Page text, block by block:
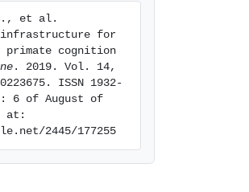
M., et al.
infrastructure for
cognition
. 2019. Vol. 14,
ISSN 1932-
6 of August of
at:
2445/177255